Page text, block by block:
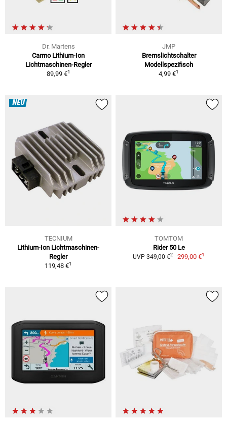
Dr. Martens
Carmo Lithium-Ion
Lichtmaschinen-Regler
89,99 €1
JMP
Bremslichtschalter
Modellspezifisch
4,99 €1
NEU
TECNIUM
Lithium-Ion Lichtmaschinen-
Regler
119,48 €1
TOMTOM
Rider 50 Le
UVP 349,00 €2 299,00 €1